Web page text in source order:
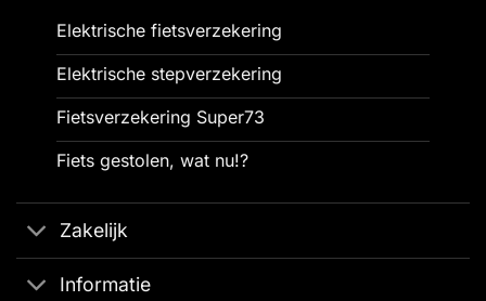
Elektrische fietsverzekering
Elektrische stepverzekering
Fietsverzekering Super73
Fiets gestolen, wat nu!?
Zakelijk
Informatie